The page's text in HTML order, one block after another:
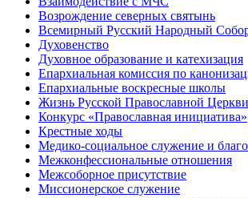
Возрождение северных святынь
Всемирный Русский Народный
Духовенство
Духовное образование и катехизация
Епархиальная комиссия по
Епархиальные воскресные школы
Жизнь Русской Православной Церкви
Конкурс «Православная инициатива»
Крестные ходы
Медико-социальное служение и
Межконфессиональные отношения
Межсоборное присутствие
Миссионерское служение